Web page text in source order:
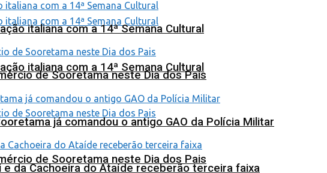
italiana com a 14ª Semana Cultural
de Sooretama neste Dia dos Pais
italiana com a 14ª Semana Cultural
de Sooretama neste Dia dos Pais
já comandou o antigo GAO da Polícia Militar
e da Cachoeira do Ataíde receberão terceira faixa